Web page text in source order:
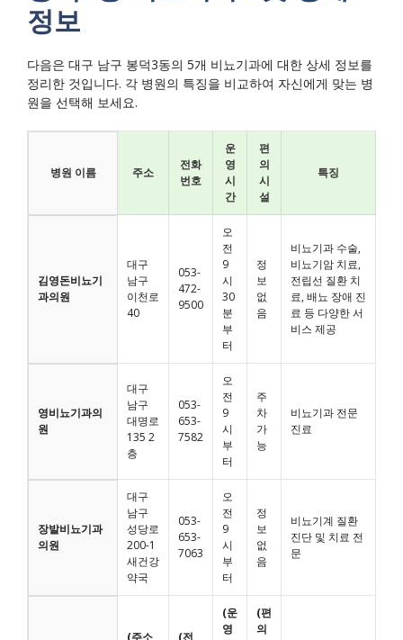
정보
다음은 대구 남구 봉덕3동의 5개 비뇨기과에 대한 상세 정보를
정리한 것입니다. 각 병원의 특징을 비교하여 자신에게 맞는 병
원을 선택해 보세요.
병원 이름 주소
전화
번호
운
영
시
간
편
의
시
설
특징
김영돈비뇨기
과의원
대구
남구
이천로
40
053-
472-
9500
오
전
9
시
30
분
부
터
정
보
없
음
비뇨기과 수술,
비뇨기암 치료,
전립선 질환 치
료, 배뇨 장애 진
료 등 다양한 서
비스 제공
영비뇨기과의
원
대구
남구
대명로
135 2
층
053-
653-
7582
오
전
9
시
부
터
주
차
가
능
비뇨기과 전문
진료
장발비뇨기과
의원
대구
남구
성당로
200-1
새건강
약국
053-
653-
7063
오
전
9
시
부
터
정
보
없
음
비뇨기계 질환
진단 및 치료 전
문
(주소 (전
(운
영
(편
의